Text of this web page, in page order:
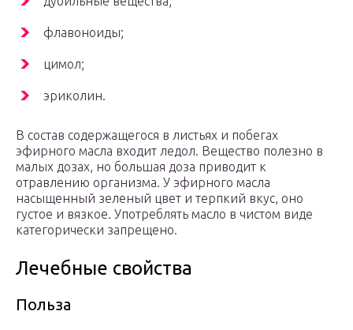
флавоноиды;
цимол;
эриколин.
В состав содержащегося в листьях и побегах
эфирного масла входит ледол. Вещество полезно в
малых дозах, но большая доза приводит к
отравлению организма. У эфирного масла
насыщенный зеленый цвет и терпкий вкус, оно
густое и вязкое. Употреблять масло в чистом виде
категорически запрещено.
Лечебные свойства
Польза